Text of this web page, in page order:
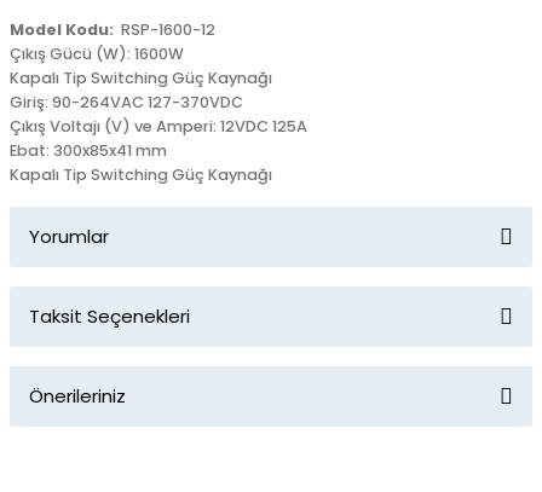
Model Kodu: RSP-1600-12
Çıkış Gücü (W): 1600W
Kapalı Tip Switching Güç Kaynağı
Giriş: 90-264VAC 127-370VDC
Çıkış Voltajı (V) ve Amperi: 12VDC 125A
Ebat: 300x85x41 mm
Kapalı Tip Switching Güç Kaynağı
Yorumlar
Taksit Seçenekleri
Önerileriniz